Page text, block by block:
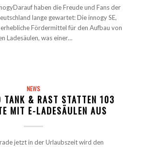
haben die Freude und Fans der
lange gewartet: Die innogy SE,
Fördermittel für den Aufbau von
Ladesäulen, was einer…
NEWS
TANK & RAST STATTEN 103
MIT E-LADESÄULEN AUS
jetzt in der Urlaubszeit wird den